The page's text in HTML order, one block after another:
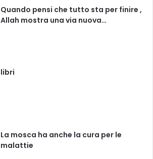
Quando pensi che tutto sta per finire ,
Allah mostra una via nuova…
libri
La mosca ha anche la cura per le
malattie